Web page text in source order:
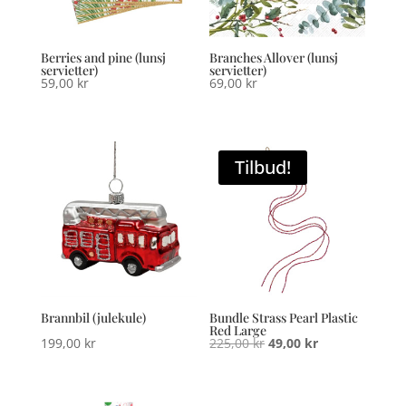
Berries and pine (lunsj
servietter)
59,00 kr
Branches Allover (lunsj
servietter)
69,00 kr
Brannbil (julekule)
199,00 kr
Tilbud!
Bundle Strass Pearl Plastic
Red Large
225,00kr Opprinnelig
49,00 krNåværende